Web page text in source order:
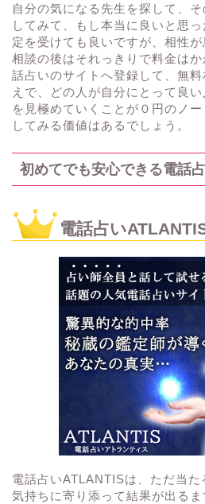
自分の気になる先生を探して、
してみて、もし本当に良いと思
定を受けても良いですが、相性
相談の後はそれっきりで料金は
話占いのサイトへ登録して、無
えで、どの人が自分にとって良
を見極めていくことが０円のノ
してみる価値はあるでしょう。
初めてでも安心できる電話
電話占い
電話占いATLANTISは、ただ当た
気持ちに寄り添って結果が出る